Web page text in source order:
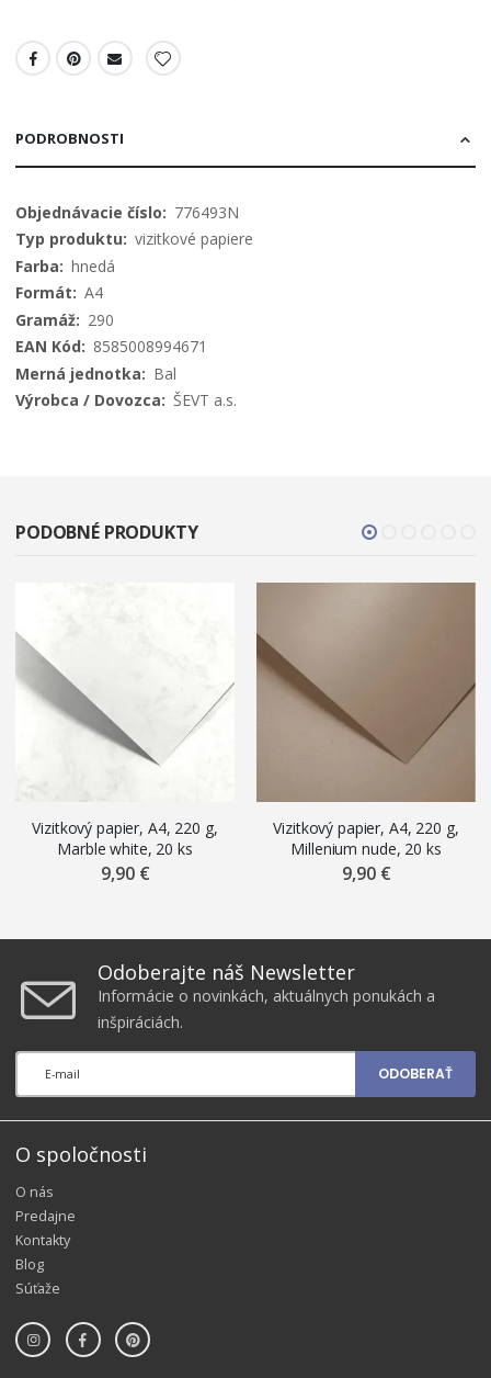
PODROBNOSTI
Viac
informácií
776493N
vizitkové papiere
hnedá
A4
290
8585008994671
Bal
ŠEVT a.s.
PODOBNÉ PRODUKTY
Vizitkový papier, A4, 220 g,
Marble white, 20 ks
9,90 €
Vizitkový papier, A4, 220 g,
Millenium nude, 20 ks
9,90 €
Odoberajte náš Newsletter
Informácie o novinkách, aktuálnych ponukách a
inšpiráciách.
ODOBERAŤ
O spoločnosti
O nás
Predajne
Kontakty
Blog
Súťaže